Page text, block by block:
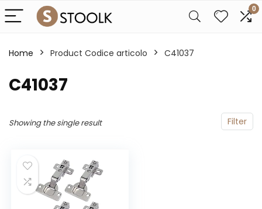
0
Home Product Codice articolo ‎C41037
‎C41037
Filter
Showing the single result